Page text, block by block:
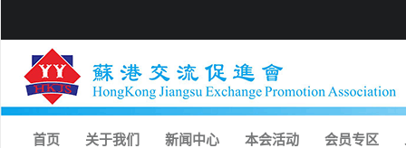
首页 关于我们 新闻中心 本会活动 会员专区